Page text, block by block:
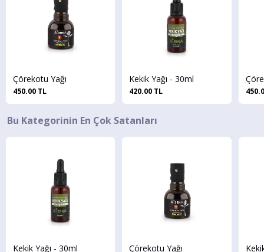
Çörekotu Yağı
450.00 TL
Kekik Yağı - 30ml
420.00 TL
Bu Kategorinin En Çok Satanları
Kekik Yağı - 30ml Çörekotu Yağı